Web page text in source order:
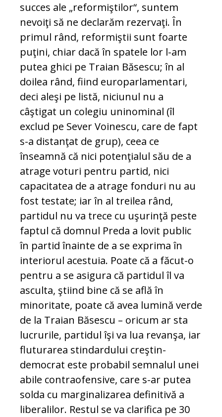
succes ale „reformiştilor“, suntem
nevoiţi să ne declarăm rezervaţi. În
primul rând, reformiştii sunt foarte
puţini, chiar dacă în spatele lor l-am
putea ghici pe Traian Băsescu; în al
doilea rând, fiind europarlamentari,
deci aleşi pe listă, niciunul nu a
câştigat un colegiu uninominal (îl
exclud pe Sever Voinescu, care de fapt
s-a distanţat de grup), ceea ce
înseamnă că nici potenţialul său de a
atrage voturi pentru partid, nici
capacitatea de a atrage fonduri nu au
fost testate; iar în al treilea rând,
partidul nu va trece cu uşurinţă peste
faptul că domnul Preda a lovit public
în partid înainte de a se exprima în
interiorul acestuia. Poate că a făcut-o
pentru a se asigura că partidul îl va
asculta, ştiind bine că se află în
minoritate, poate că avea lumină verde
de la Traian Băsescu – oricum ar sta
lucrurile, partidul îşi va lua revanşa, iar
fluturarea stindardului creştin-
democrat este probabil semnalul unei
abile contraofensive, care s-ar putea
solda cu marginalizarea definitivă a
liberalilor. Restul se va clarifica pe 30